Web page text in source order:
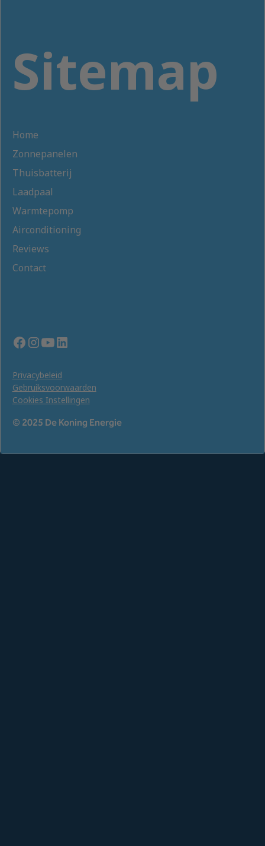
Sitemap
Home
Zonnepanelen
Thuisbatterij
Laadpaal
Warmtepomp
Airconditioning
Reviews
Contact
© 2025 De Koning Energie
Privacybeleid
Gebruiksvoorwaarden
Cookies Instellingen